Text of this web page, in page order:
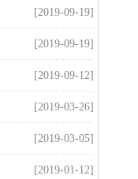
[2019-09-19]
[2019-09-19]
[2019-09-12]
[2019-03-26]
[2019-03-05]
[2019-01-12]